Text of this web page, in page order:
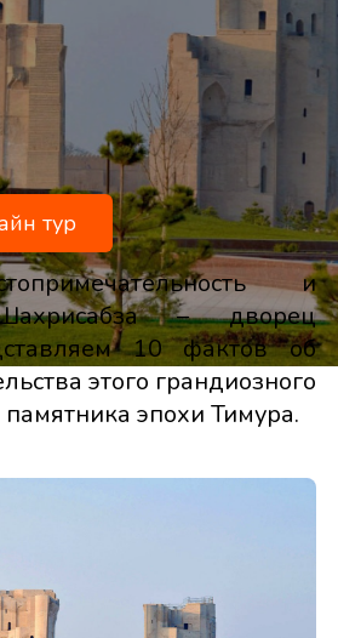
и
– дворец
10 фактов об
этого грандиозного
памятника эпохи Тимура.
тур